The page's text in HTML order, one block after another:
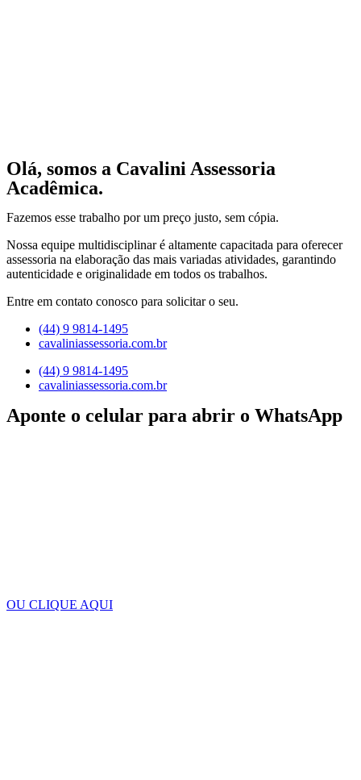
Olá, somos a Cavalini Assessoria
Acadêmica.
Fazemos esse trabalho por um preço justo, sem cópia.
Nossa equipe multidisciplinar é altamente capacitada para oferecer
assessoria na elaboração das mais variadas atividades, garantindo
autenticidade e originalidade em todos os trabalhos.
Entre em contato conosco para solicitar o seu.
(44) 9 9814-1495
cavaliniassessoria.com.br
(44) 9 9814-1495
cavaliniassessoria.com.br
Aponte o celular para abrir o WhatsApp
OU CLIQUE AQUI